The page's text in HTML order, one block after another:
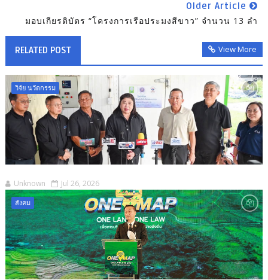
Older Article
มอบเกียรติบัตร “โครงการเรือประมงสีขาว” จำนวน 13 ลำ
RELATED POST View More
วิจัย นวัตกรรม
Unknown Jul 26, 2026
สังคม